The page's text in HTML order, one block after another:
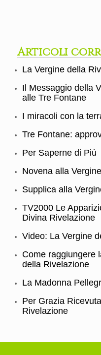
Articoli
La Vergine della
Il Messaggio della
alle Tre Fontane
I miracoli con la
Tre Fontane:
Per Saperne di Più
Novena alla
Supplica alla
TV2000 Le
Divina Rivelazione
Video: La Vergine
Come raggiungere
della Rivelazione
La Madonna
Per Grazia
Rivelazione